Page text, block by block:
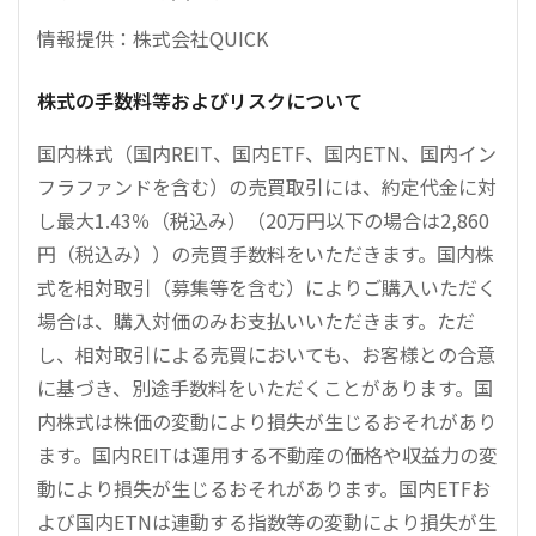
情報提供：株式会社QUICK
株式の手数料等およびリスクについて
国内株式（国内REIT、国内ETF、国内ETN、国内イン
フラファンドを含む）の売買取引には、約定代金に対
し最大1.43％（税込み）（20万円以下の場合は2,860
円（税込み））の売買手数料をいただきます。国内株
式を相対取引（募集等を含む）によりご購入いただく
場合は、購入対価のみお支払いいただきます。ただ
し、相対取引による売買においても、お客様との合意
に基づき、別途手数料をいただくことがあります。国
内株式は株価の変動により損失が生じるおそれがあり
ます。国内REITは運用する不動産の価格や収益力の変
動により損失が生じるおそれがあります。国内ETFお
よび国内ETNは連動する指数等の変動により損失が生